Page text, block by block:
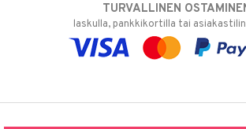
TURVALLINEN
laskulla, pankkikortilla tai